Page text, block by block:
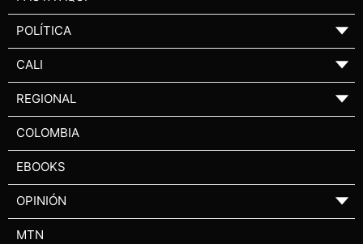
POLÍTICA ▼
CALI ▼
REGIONAL ▼
COLOMBIA
EBOOKS
OPINIÓN ▼
MTN